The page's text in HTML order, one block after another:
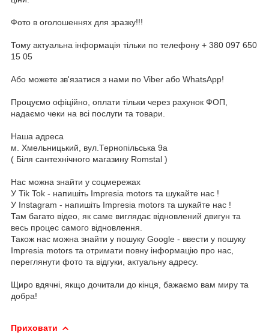
Фото в оголошеннях для зразку!!!
Тому актуальна інформація тільки по телефону + 380 097 650
15 05
Або можете зв'язатися з нами по Viber або WhatsApp!
Процуємо офіційно, оплати тільки через рахунок ФОП,
надаємо чеки на всі послуги та товари.
Наша адреса
м. Хмельницький, вул.Тернопільська 9а
( Біля сантехнічного магазину Romstal )
Нас можна знайти у соцмережах
У Tik Tok - напишіть Impresia motors та шукайте нас !
У Instagram - напишіть Impresia motors та шукайте нас !
Там багато відео, як саме виглядає відновлений двигун та
весь процес самого відновлення.
Також нас можна знайти у пошуку Google - ввести у пошуку
Impresia motors та отримати повну інформацію про нас,
переглянути фото та відгуки, актуальну адресу.
Щиро вдячні, якщо дочитали до кінця, бажаємо вам миру та
добра!
Приховати